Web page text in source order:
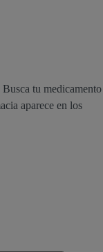
tu medicamento
aparece en los